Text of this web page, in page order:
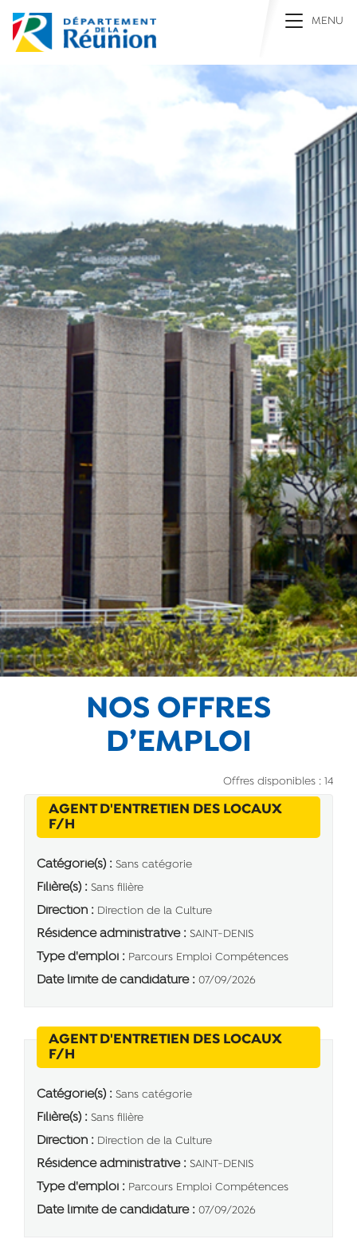
Toggle
MENU
NOS OFFRES
D’EMPLOI
Offres disponibles : 14
AGENT D'ENTRETIEN DES LOCAUX
F/H
Catégorie(s) : Sans catégorie
Filière(s) : Sans filière
Direction : Direction de la Culture
Résidence administrative : SAINT-DENIS
Type d'emploi : Parcours Emploi Compétences
Date limite de candidature : 07/09/2026
AGENT D'ENTRETIEN DES LOCAUX
F/H
Catégorie(s) : Sans catégorie
Filière(s) : Sans filière
Direction : Direction de la Culture
Résidence administrative : SAINT-DENIS
Type d'emploi : Parcours Emploi Compétences
Date limite de candidature : 07/09/2026